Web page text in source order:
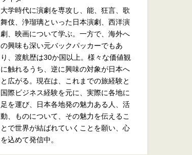
大学時代に演劇を専攻し、能、狂言、歌
舞伎、浄瑠璃といった日本演劇、西洋演
劇、映画について学ぶ。一方で、海外へ
の興味も深い元バックパッカーでもあ
り、渡航歴は30か国以上。様々な価値観
に触れるうち、逆に興味の対象が日本へ
と広がる。現在は、これまでの旅経験と
国際ビジネス経験を元に、実際に各地に
足を運び、日本各地発の魅力ある人、活
動、ものについて、その魅力を伝えるこ
とで世界が結ばれていくことを願い、心
を込めて発信中。